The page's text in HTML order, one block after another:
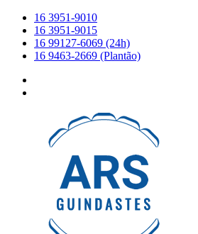
16 3951-9010
16 3951-9015
16 99127-6069 (24h)
16 9463-2669 (Plantão)